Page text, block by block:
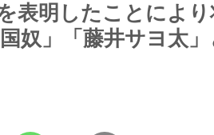
表明したことによ
奴」「藤井サヨ太」